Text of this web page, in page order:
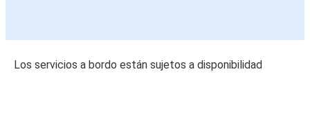
Los servicios a bordo están sujetos a disponibilidad